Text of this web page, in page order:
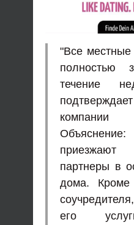
"Все местные
полностью
течение
партнеры в
дома. Кроме
его